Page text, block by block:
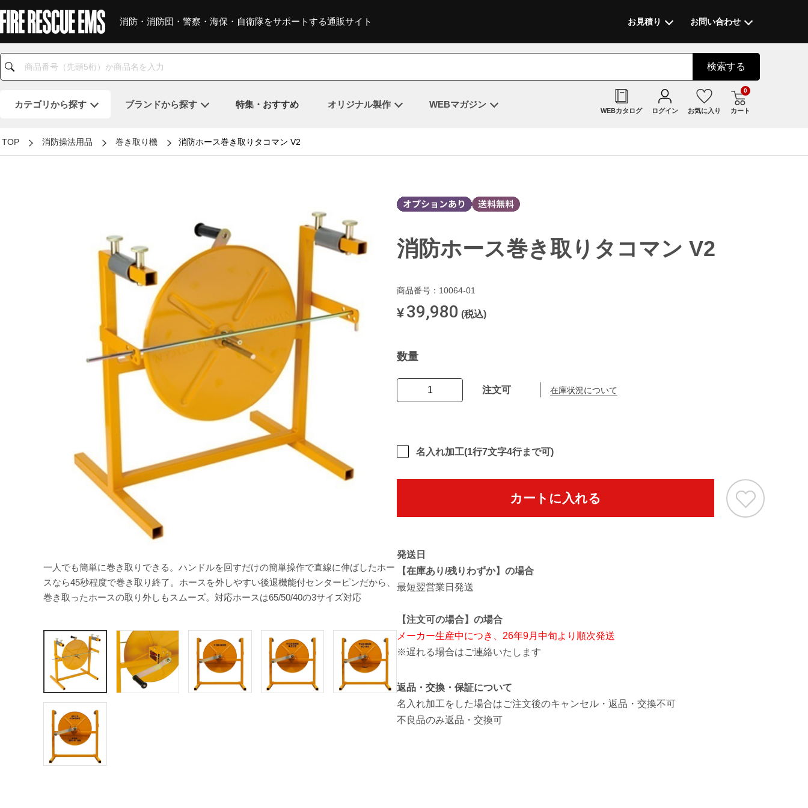
消防・消防団・警察・海保・自衛隊をサポートする通販サイト お見積り お問い合わせ
検索する
カテゴリから探す ブランドから探す 特集・おすすめ オリジナル製作 WEBマガジン
WEBカタログ ログイン お気に入り カート
0
TOP 消防操法用品 巻き取り機 消防ホース巻き取りタコマン V2
一人でも簡単に巻き取りできる。ハンドルを回すだけの簡単操作で直線に伸ばしたホー
スなら45秒程度で巻き取り終了。ホースを外しやすい後退機能付センターピンだから、
巻き取ったホースの取り外しもスムーズ。対応ホースは65/50/40の3サイズ対応
ホースローラーガイド、押さえ棒、巻取り補助ピン付
消防ホース巻き取りタコマン V2
商品番号：10064-01
¥ 39,980 (税込)
数量
注文可 在庫状況について
名入れ加工(1行7文字4行まで可)
カートに入れる
発送日
【在庫あり/残りわずか】の場合
最短翌営業日発送
【注文可の場合】の場合
メーカー生産中につき、26年9月中旬より順次発送
※遅れる場合はご連絡いたします
返品・交換・保証について
名入れ加工をした場合はご注文後のキャンセル・返品・交換不可
不良品のみ返品・交換可